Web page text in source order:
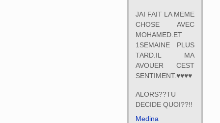
JAI FAIT LA MEME
CHOSE AVEC
MOHAMED.ET
1SEMAINE PLUS
TARD.IL MA
AVOUER CEST
SENTIMENT.♥♥♥♥
ALORS??TU
DECIDE QUOI??!!
Medina